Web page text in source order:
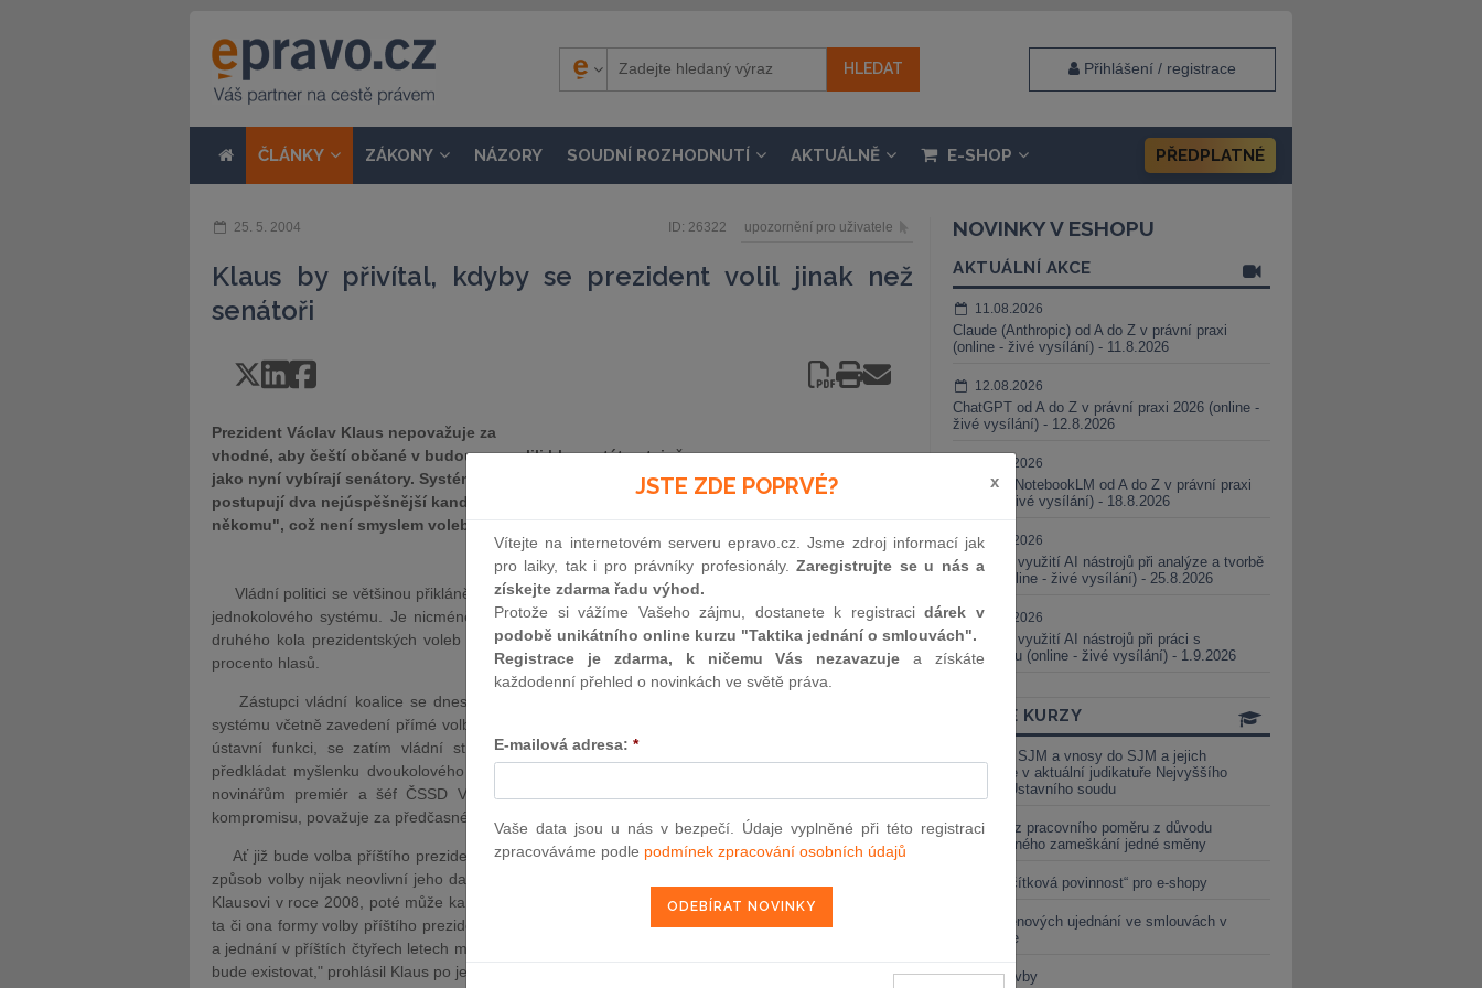
Přihlášení / registrace
ČLÁNKY ZÁKONY NÁZORY SOUDNÍ ROZHODNUTÍ AKTUÁLNĚ E-SHOP PŘEDPLATNÉ
25. 5. 2004 ID: 26322 upozornění pro uživatele
Klaus by přivítal, kdyby se prezident volil jinak než
senátoři
Prezident Václav Klaus nepovažuje za
vhodné, aby čeští občané v budoucnu volili hlavu státu stejně,
jako nyní vybírají senátory. Systém, při němž do druhého kola
postupují dva nejúspěšnější kandidáti, vede k boji "všech proti
někomu", což není smyslem voleb, řekl dnes Klaus novinářům.
Vládní politici se většinou přiklánějí právě k modelu senátních voleb. Opoziční ODS je zastáncem
jednokolového systému. Je nicméně ochotna přistoupit i na dvoukolový systém, pokud by ale do
druhého kola prezidentských voleb postupovali ne jen dva nejlepší, ale všichni, kteří získají určité
procento hlasů.
Zástupci vládní koalice se dnes dohodli, že na podzim předloží parlamentu změny volebního
systému včetně zavedení přímé volby prezidenta. Jakým způsobem mají lidé rozhodovat o nejvyšší
ústavní funkci, se zatím vládní strany konkrétně nedohodly. "V zásadě je jasné, že budeme
předkládat myšlenku dvoukolového systému, ale jaké budou technické detaily, je otevřené," řekl
novinářům premiér a šéf ČSSD Vladimír Špidla. Zda by vláda byla ochotna jednat s ODS o
kompromisu, považuje za předčasné.
Ať již bude volba příštího prezidenta jakákoliv, bude ji Klaus respektovat. Prezident zdůraznil, že
způsob volby nijak neovlivní jeho další působení na Pražském hradě. Pětileté funkční období vyprší
Klausovi v roce 2008, poté může kandidovat ještě jednou. "Chtěl bych ujistit každého, že jestli bude
ta či ona formy volby příštího prezidenta, v žádném případě to neposune ani o milimetr mé chování
a jednání v příštích čtyřech letech mého prezidentování. Budu respektovat jakoukoliv variantu, která
bude existovat," prohlásil Klaus po jednání Bezpečnostní rady státu.
NOVINKY V ESHOPU
AKTUÁLNÍ AKCE
11.08.2026
Claude (Anthropic) od A do Z v právní praxi
(online - živé vysílání) - 11.8.2026
12.08.2026
ChatGPT od A do Z v právní praxi 2026 (online -
živé vysílání) - 12.8.2026
18.08.2026
Gemini a NotebookLM od A do Z v právní praxi
(online - živé vysílání) - 18.8.2026
25.08.2026
Praktické využití AI nástrojů při analýze a tvorbě
smluv (online - živé vysílání) - 25.8.2026
01.09.2026
Praktické využití AI nástrojů při práci s
judikaturou (online - živé vysílání) - 1.9.2026
ONLINE KURZY
Vnosy ze SJM a vnosy do SJM a jejich
valorizace v aktuální judikatuře Nejvyššího
soudu a Ústavního soudu
Výpověď z pracovního poměru z důvodu
neomluveného zameškání jedné směny
Nová „tlačítková povinnost“ pro e-shopy
Změna cenových ujednání ve smlouvách v
energetice
Černé stavby
JSTE ZDE POPRVÉ? x
Vítejte na internetovém serveru epravo.cz. Jsme zdroj informací jak
pro laiky, tak i pro právníky profesionály.Zaregistrujte se u nás a
získejte zdarma řadu výhod.
Protože si vážíme Vašeho zájmu, dostanete k registracidárek v
podobě unikátního online kurzu "Taktika jednání o smlouvách".
Registrace je zdarma, k ničemu Vás nezavazuje a získáte
každodenní přehled o novinkách ve světě práva.
E-mailová adresa: *
Vaše data jsou u nás v bezpečí. Údaje vyplněné při této registraci
zpracováváme podle podmínek zpracování osobních údajů